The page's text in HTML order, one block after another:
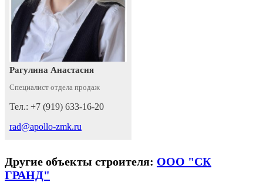
Рагулина Анастасия
Специалист отдела продаж
Тел.: +7 (919) 633-16-20
rad@apollo-zmk.ru
Другие объекты строителя: ООО "СК
ГРАНД"